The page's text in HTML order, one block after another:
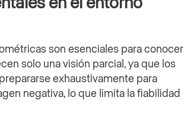
en el entorno
son esenciales para conocer
solo una visión parcial, ya que los
exhaustivamente para
negativa, lo que limita la fiabilidad